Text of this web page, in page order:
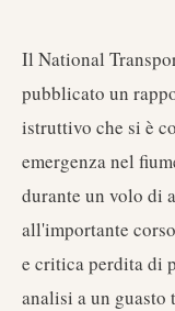
Il National
pubblicato un
istruttivo che si è
emergenza nel
durante un volo di
all'importante
e critica perdita di
analisi a un guasto